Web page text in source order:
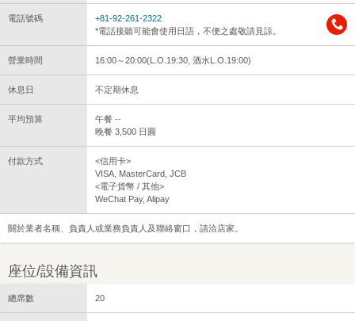
電話號碼
+81-92-261-2322
*電話接聽可能會使用日語，不便之處敬請見諒。
營業時間 16:00～20:00(L.O.19:30, 酒水L.O.19:00)
休息日 不定期休息
平均預算
午餐 --
晚餐 3,500 日圓
付款方式
<信用卡>
VISA, MasterCard, JCB
<電子貨幣 / 其他>
WeChat Pay, Alipay
關於業者名稱、負責人或業務負責人及聯絡窗口，請洽店家。
座位/設備資訊
總席數 20